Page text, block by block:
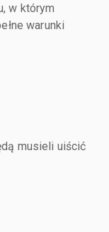
w którym
warunki
musieli uiścić